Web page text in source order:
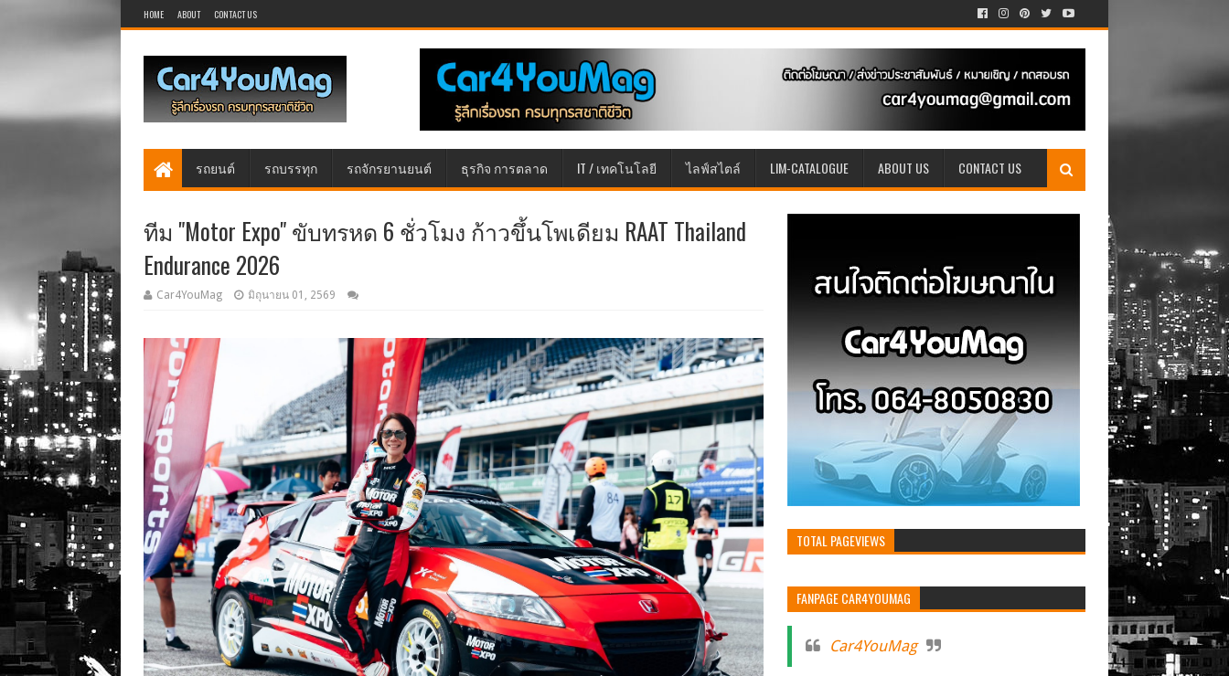
HOME ABOUT CONTACT US
รถยนต์ รถบรรทุก รถจักรยานยนต์ ธุรกิจ การตลาด IT / เทคโนโลยี ไลฟ์สไตล์ LIM-CATALOGUE ABOUT US CONTACT US
ทีม "Motor Expo" ขับทรหด 6 ชั่วโมง ก้าวขึ้นโพเดียม RAAT Thailand
Endurance 2026
Car4YouMag มิถุนายน 01, 2569
TOTAL PAGEVIEWS
FANPAGE CAR4YOUMAG
Car4YouMag